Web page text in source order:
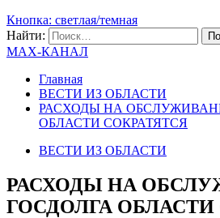
Кнопка: светлая/темная
Найти:
MAX-КАНАЛ
Главная
ВЕСТИ ИЗ ОБЛАСТИ
РАСХОДЫ НА
ОБЛАСТИ СОКРАТЯТСЯ
ВЕСТИ ИЗ ОБЛАСТИ
РАСХОДЫ НА
ГОСДОЛГА ОБЛАСТИ